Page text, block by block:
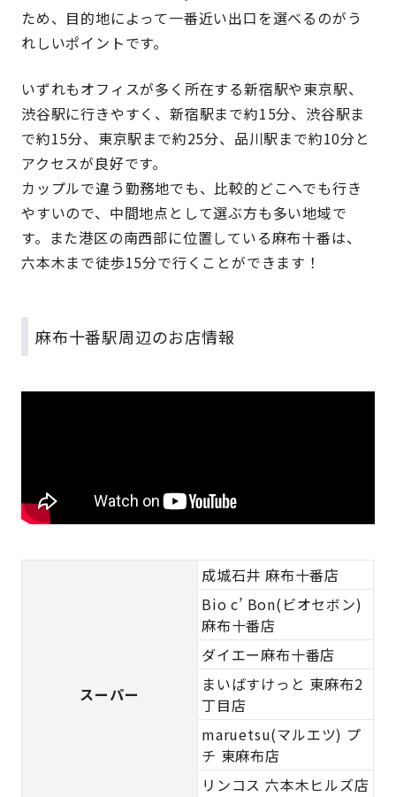
ため、目的地によって一番近い出口を選べるのがう
れしいポイントです。
いずれもオフィスが多く所在する新宿駅や東京駅、
渋谷駅に行きやすく、新宿駅まで約15分、渋谷駅ま
で約15分、東京駅まで約25分、品川駅まで約10分と
アクセスが良好です。
カップルで違う勤務地でも、比較的どこへでも行き
やすいので、中間地点として選ぶ方も多い地域で
す。また港区の南西部に位置している麻布十番は、
六本木まで徒歩15分で行くことができます！
麻布十番駅周辺のお店情報
スーパー
成城石井 麻布十番店
Bio c’ Bon(ビオセボン)
麻布十番店
ダイエー麻布十番店
まいばすけっと 東麻布2
丁目店
maruetsu(マルエツ) プ
チ 東麻布店
リンコス 六本木ヒルズ店